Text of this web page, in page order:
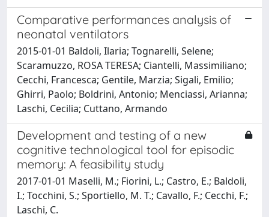
Comparative performances analysis of
neonatal ventilators
2015-01-01 Baldoli, Ilaria; Tognarelli, Selene;
Scaramuzzo, ROSA TERESA; Ciantelli, Massimiliano;
Cecchi, Francesca; Gentile, Marzia; Sigali, Emilio;
Ghirri, Paolo; Boldrini, Antonio; Menciassi, Arianna;
Laschi, Cecilia; Cuttano, Armando
Development and testing of a new
cognitive technological tool for episodic
memory: A feasibility study
2017-01-01 Maselli, M.; Fiorini, L.; Castro, E.; Baldoli,
I.; Tocchini, S.; Sportiello, M. T.; Cavallo, F.; Cecchi, F.;
Laschi, C.